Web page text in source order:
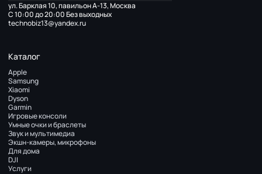
ул. Барклая 10, павильон А-13, Москва
С 10:00 до 20:00 Без выходных
technobiz13@yandex.ru
Каталог
Apple
Samsung
Xiaomi
Dyson
Garmin
Игровые консоли
Умные очки и браслеты
Звук и мультимедиа
Экшн-камеры, микрофоны
Для дома
DJI
Услуги